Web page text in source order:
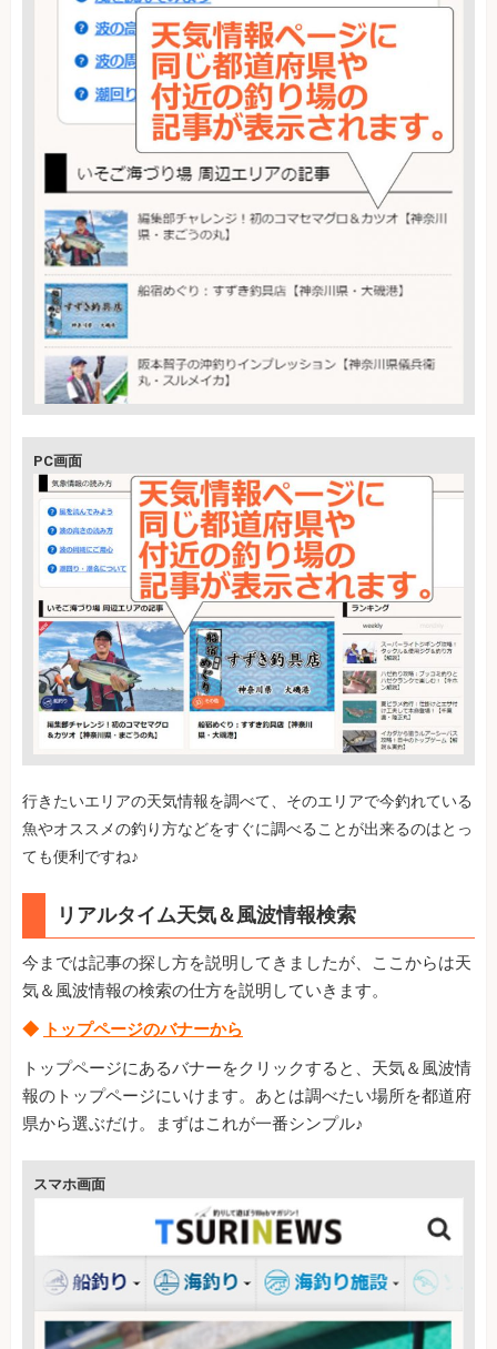
PC画面
行きたいエリアの天気情報を調べて、そのエリアで今釣れている
魚やオススメの釣り方などをすぐに調べることが出来るのはとっ
ても便利ですね♪
リアルタイム天気＆風波情報検索
今までは記事の探し方を説明してきましたが、ここからは天
気＆風波情報の検索の仕方を説明していきます。
◆ トップページのバナーから
トップページにあるバナーをクリックすると、天気＆風波情
報のトップページにいけます。あとは調べたい場所を都道府
県から選ぶだけ。まずはこれが一番シンプル♪
スマホ画面